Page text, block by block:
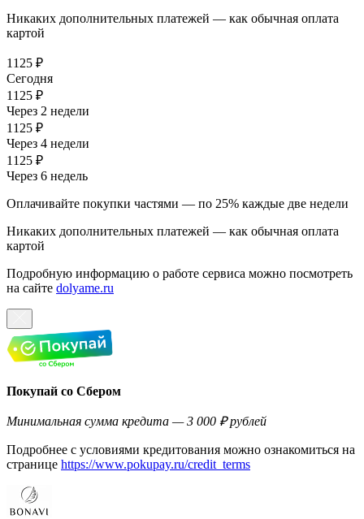
Никаких дополнительных платежей — как обычная оплата
картой
1125 ₽
Сегодня
1125 ₽
Через 2 недели
1125 ₽
Через 4 недели
1125 ₽
Через 6 недель
Оплачивайте покупки частями — по 25% каждые две недели
Никаких дополнительных платежей — как обычная оплата
картой
Подробную информацию о работе сервиса можно посмотреть
на сайте dolyame.ru
Покупай со Сбером
Минимальная сумма кредита — 3 000 ₽ рублей
Подробнее с условиями кредитования можно ознакомиться на
странице https://www.pokupay.ru/credit_terms